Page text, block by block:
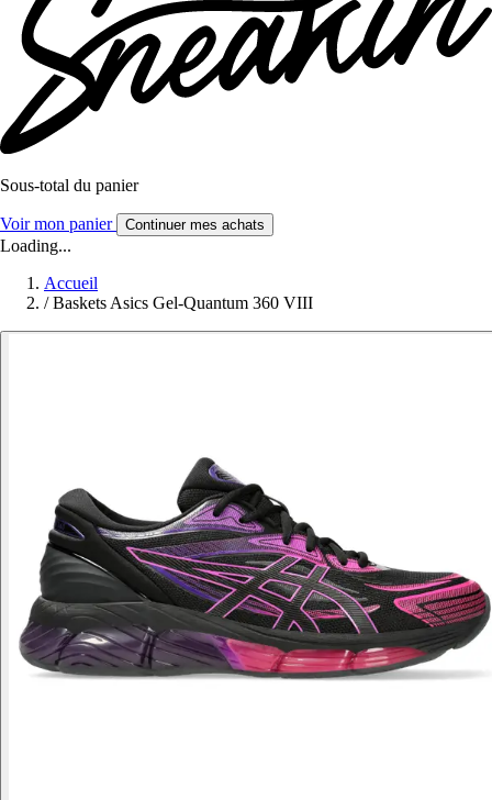
Sous-total du panier
Voir mon panier Continuer mes achats
Loading...
Accueil
/ Baskets Asics Gel-Quantum 360 VIII